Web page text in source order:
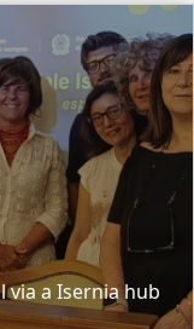
a Isernia hub